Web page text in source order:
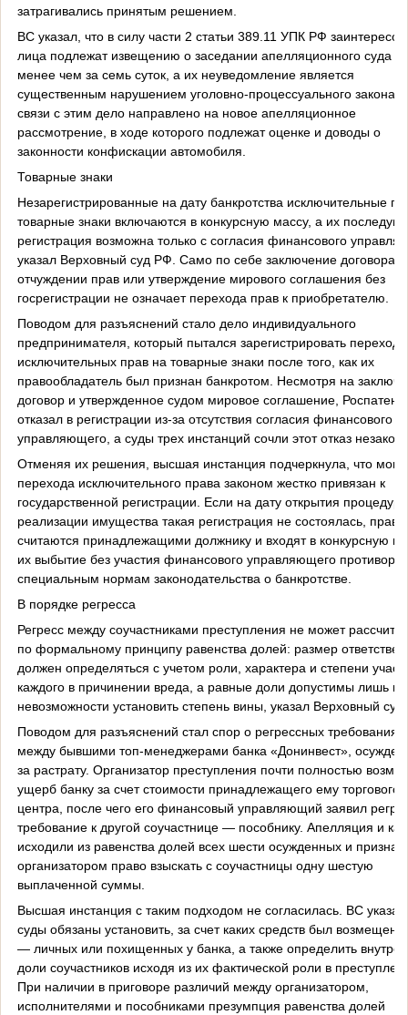
затрагивались принятым решением.
ВС указал, что в силу части 2 статьи 389.11 УПК РФ
лица подлежат извещению о заседании апелляционного суда
менее чем за семь суток, а их неуведомление является
существенным нарушением уголовно-процессуального закона.
связи с этим дело направлено на новое апелляционное
рассмотрение, в ходе которого подлежат оценке и доводы о
законности конфискации автомобиля.
Товарные знаки
Незарегистрированные на дату банкротства исключительные
товарные знаки включаются в конкурсную массу, а их
регистрация возможна только с согласия финансового
указал Верховный суд РФ. Само по себе заключение договора
отчуждении прав или утверждение мирового соглашения без
госрегистрации не означает перехода прав к приобретателю.
Поводом для разъяснений стало дело индивидуального
предпринимателя, который пытался зарегистрировать переход
исключительных прав на товарные знаки после того, как их
правообладатель был признан банкротом. Несмотря на
договор и утвержденное судом мировое соглашение, Роспатент
отказал в регистрации из-за отсутствия согласия финансового
управляющего, а суды трех инстанций сочли этот отказ
Отменяя их решения, высшая инстанция подчеркнула, что
перехода исключительного права законом жестко привязан к
государственной регистрации. Если на дату открытия
реализации имущества такая регистрация не состоялась, права
считаются принадлежащими должнику и входят в конкурсную
их выбытие без участия финансового управляющего
специальным нормам законодательства о банкротстве.
В порядке регресса
Регресс между соучастниками преступления не может
по формальному принципу равенства долей: размер
должен определяться с учетом роли, характера и степени
каждого в причинении вреда, а равные доли допустимы лишь
невозможности установить степень вины, указал Верховный
Поводом для разъяснений стал спор о регрессных требованиях
между бывшими топ-менеджерами банка «Донинвест»,
за растрату. Организатор преступления почти полностью
ущерб банку за счет стоимости принадлежащего ему торгового
центра, после чего его финансовый управляющий заявил
требование к другой соучастнице — пособнику. Апелляция и
исходили из равенства долей всех шести осужденных и
организатором право взыскать с соучастницы одну шестую
выплаченной суммы.
Высшая инстанция с таким подходом не согласилась. ВС
суды обязаны установить, за счет каких средств был возмещен
— личных или похищенных у банка, а также определить
доли соучастников исходя из их фактической роли в
При наличии в приговоре различий между организатором,
исполнителями и пособниками презумпция равенства долей